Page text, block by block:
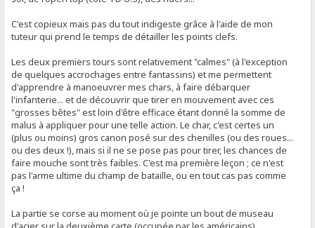
C'est copieux mais pas du tout indigeste grâce à l'aide de mon
tuteur qui prend le temps de détailler les points clefs.
Les deux premiers tours sont relativement "calmes" (à l'exception
de quelques accrochages entre fantassins) et me permettent
d'apprendre à manoeuvrer mes chars, à faire débarquer
l'infanterie... et de découvrir que tirer en mouvement avec ces
"grosses bêtes" est loin d'être efficace étant donné la somme de
malus à appliquer pour une telle action. Le char, c'est certes un
(plus ou moins) gros canon posé sur des chenilles (ou des roues...
ou des deux !), mais si il ne se pose pas pour tirer, les chances de
faire mouche sont très faibles. C'est ma première leçon ; ce n'est
pas l'arme ultime du champ de bataille, ou en tout cas pas comme
ça !
La partie se corse au moment où je pointe un bout de museau